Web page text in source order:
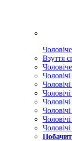
Взуття